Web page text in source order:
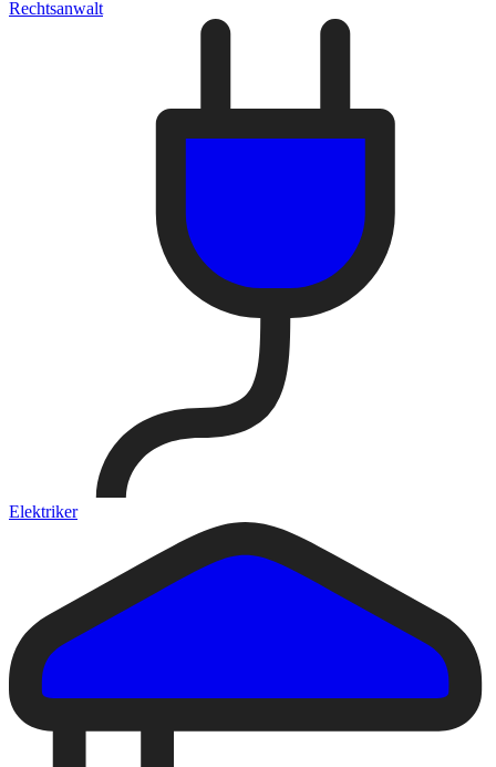
Rechtsanwalt
Elektriker